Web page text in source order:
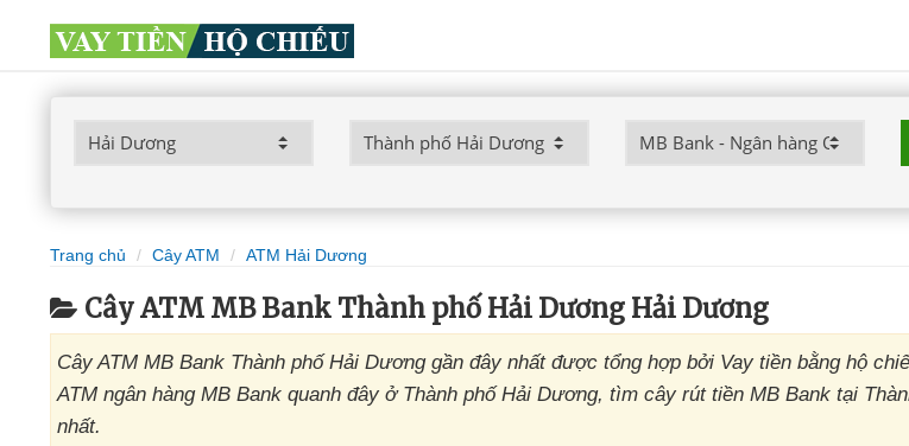
Trang chủ Cây ATM ATM Hải Dương
Cây ATM MB Bank Thành phố Hải Dương Hải Dương
Cây ATM MB Bank Thành phố Hải Dương gần đây nhất được tổng hợp bởi Vay tiền bằng hộ
ATM ngân hàng MB Bank quanh đây ở Thành phố Hải Dương, tìm cây rút tiền MB Bank tại
nhất.